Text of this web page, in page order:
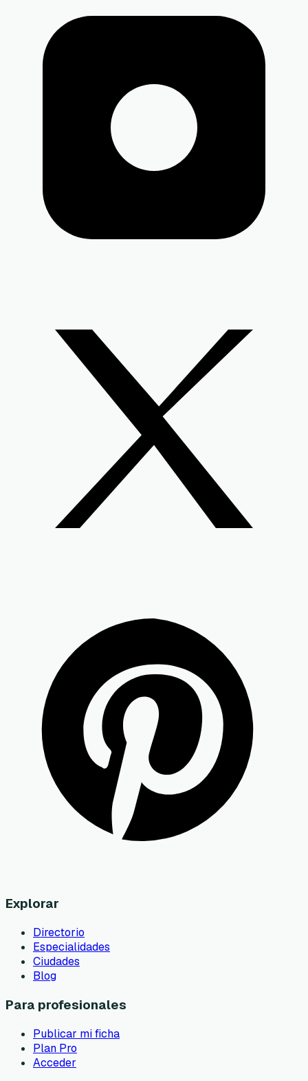
Explorar
Directorio
Especialidades
Ciudades
Blog
Para profesionales
Publicar mi ficha
Plan Pro
Acceder